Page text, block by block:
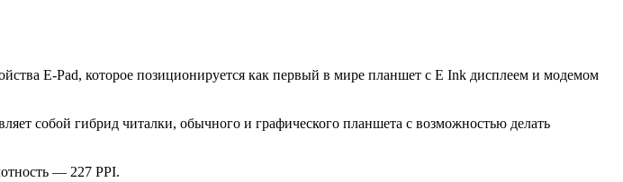
E-Pad, которое позиционируется как первый в мире планшет с E Ink дисплеем и модемом
собой гибрид читалки, обычного и графического планшета с возможностью делать
— 227 PPI.